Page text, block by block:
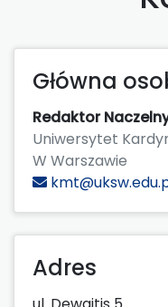
Główna
Redaktor
Uniwersytet
W Warszawie
Adres